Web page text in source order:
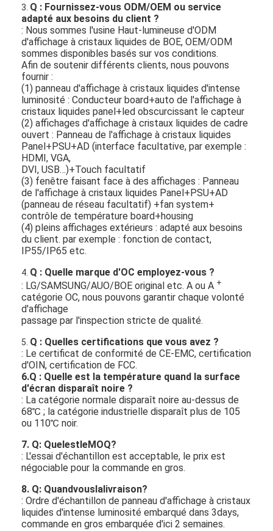
3. Q : Fournissez-vous ODM/OEM ou service
adapté aux besoins du client ?
: Nous sommes l'usine Haut-lumineuse d'ODM
d'affichage à cristaux liquides de BOE, OEM/ODM
sommes disponibles basés sur vos conditions.
Afin de soutenir différents clients, nous pouvons
fournir :
(1) panneau d'affichage à cristaux liquides d'intense
luminosité : Conducteur board+auto de l'affichage à
cristaux liquides panel+led obscurcissant le capteur
(2) affichages d'affichage à cristaux liquides de cadre
ouvert : Panneau de l'affichage à cristaux liquides
Panel+PSU+AD (interface facultative, par exemple :
HDMI, VGA,
DVI, USB…)+Touch facultatif
(3) fenêtre faisant face à des affichages : Panneau
de l'affichage à cristaux liquides Panel+PSU+AD
(panneau de réseau facultatif) +fan system+
contrôle de température board+housing
(4) pleins affichages extérieurs : adapté aux besoins
du client. par exemple : fonction de contact,
IP55/IP65 etc.
4. Q : Quelle marque d'OC employez-vous ?
: LG/SAMSUNG/AUO/BOE original etc. A ou A +
catégorie OC, nous pouvons garantir chaque volonté
d'affichage
passage par l'inspection stricte de qualité.
5. Q : Quelles certifications que vous avez ?
: Le certificat de conformité de CE-EMC, certification
d'OIN, certification de FCC.
6.Q : Quelle est la température quand la surface
d'écran disparaît noire ?
: La catégorie normale disparaît noire au-dessus de
68℃ ; la catégorie industrielle disparaît plus de 105
ou 110℃ noir.
7. Q: QuelestleMOQ?
: L'essai d'échantillon est acceptable, le prix est
négociable pour la commande en gros.
8. Q: Quandvouslalivraison?
: Ordre d'échantillon de panneau d'affichage à cristaux
liquides d'intense luminosité embarqué dans 3days,
commande en gros embarquée d'ici 2 semaines.